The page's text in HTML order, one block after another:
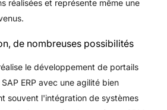
réalisées et représente même une
de nombreuses possibilités
le développement de portails
ERP avec une agilité bien
souvent l'intégration de systèmes